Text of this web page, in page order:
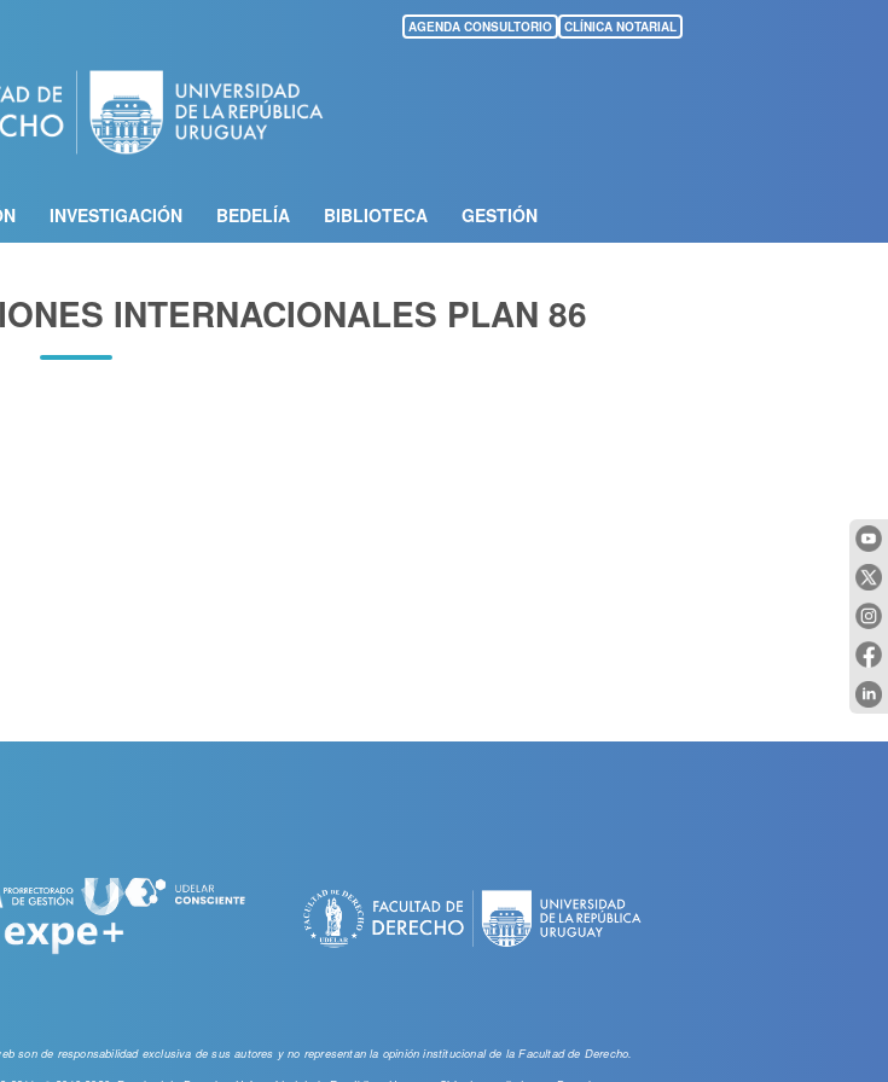
contenido
principal
AGENDA CONSULTORIO CLÍNICA NOTARIAL
INVESTIGACIÓN BEDELÍA BIBLIOTECA GESTIÓN
INTERNACIONALES PLAN 86
son de responsabilidad exclusiva de sus autores y no representan la opinión institucional de la Facultad de Derecho.